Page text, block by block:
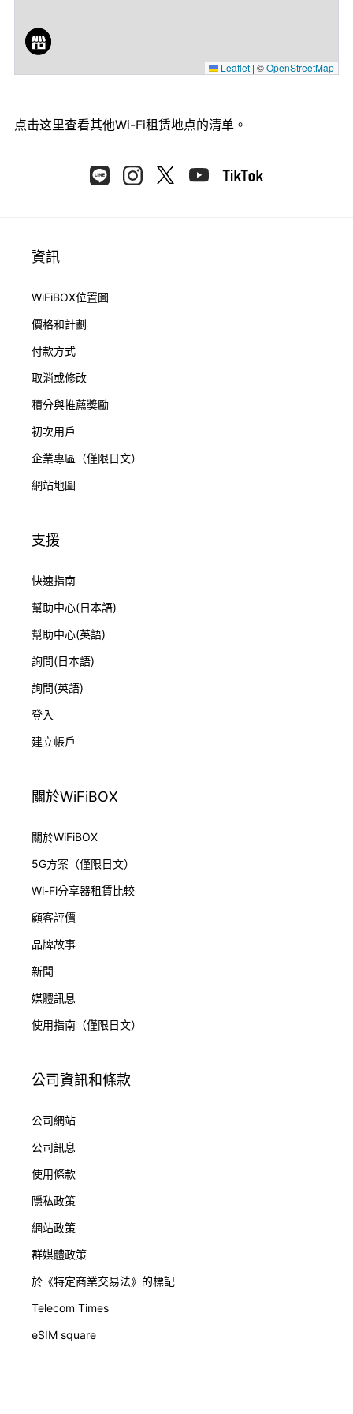
Leaflet | ©OpenStreetMap
点击这里查看其他Wi-Fi租赁地点的清单。
資訊
WiFiBOX位置圖
價格和計劃
付款方式
取消或修改
積分與推薦獎勵
初次用戶
企業專區（僅限日文）
網站地圖
支援
快速指南
幫助中心(日本語)
幫助中心(英語)
詢問(日本語)
詢問(英語)
登入
建立帳戶
關於WiFiBOX
關於WiFiBOX
5G方案（僅限日文）
Wi-Fi分享器租賃比較
顧客評價
品牌故事
新聞
媒體訊息
使用指南（僅限日文）
公司資訊和條款
公司網站
公司訊息
使用條款
隱私政策
網站政策
群媒體政策
於《特定商業交易法》的標記
Telecom Times
eSIM square